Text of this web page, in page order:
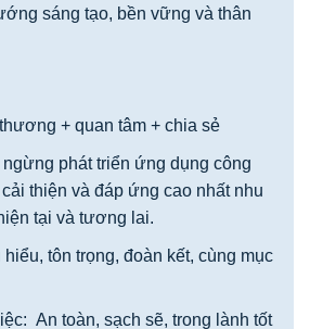
sáng tạo, bền vững và thân
+ quan tâm + chia sẻ
phát triển ứng dụng công
thiện và đáp ứng cao nhất nhu
tại và tương lai.
tôn trọng, đoàn kết, cùng mục
An toàn, sạch sẽ, trong lành tốt